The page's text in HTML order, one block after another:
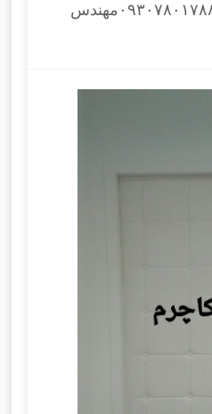
میشود.۰۹۱۹۶۳۷۵۸۰۰-۰۹۳۰۷۸۰۱۷۸۸مهندس